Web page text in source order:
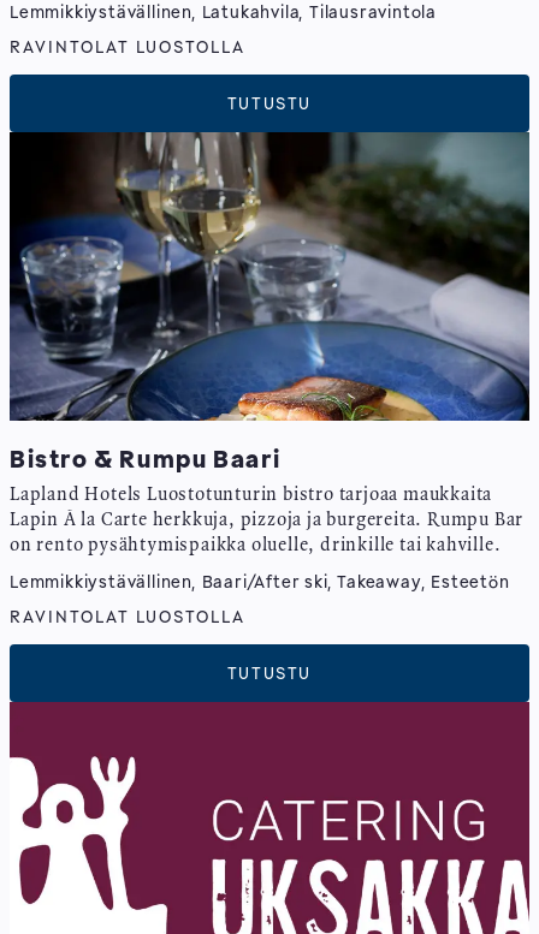
Lemmikkiystävällinen, Latukahvila, Tilausravintola
RAVINTOLAT LUOSTOLLA
TUTUSTU
Bistro & Rumpu Baari
Lapland Hotels Luostotunturin bistro tarjoaa maukkaita
Lapin À la Carte herkkuja, pizzoja ja burgereita. Rumpu Bar
on rento pysähtymispaikka oluelle, drinkille tai kahville.
Lemmikkiystävällinen, Baari/After ski, Takeaway, Esteetön
RAVINTOLAT LUOSTOLLA
TUTUSTU